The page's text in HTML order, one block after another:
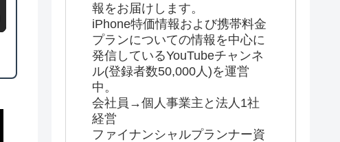
報をお届けします。
iPhone特価情報および携帯料金
プランについての情報を中心に
発信しているYouTubeチャンネ
ル(登録者数50,000人)を運営
中。
会社員→個人事業主と法人1社
経営
ファイナンシャルプランナー資